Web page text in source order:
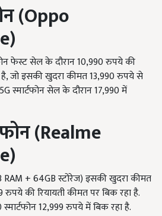
(Oppo
फेस्ट सेल के दौरान 10,990 रुपये की
है, जो इसकी खुदरा कीमत 13,990 रुपये से
स्मार्टफोन सेल के दौरान 17,990 में
(Realme
+ 64GB स्टोरेज) इसकी खुदरा कीमत
की रियायती कीमत पर बिक रहा है.
12,999 रुपये में बिक रहा है.